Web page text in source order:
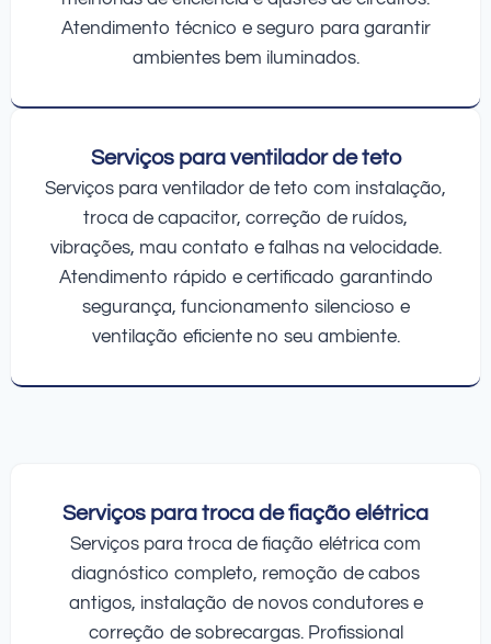
Atendimento técnico e seguro para garantir
ambientes bem iluminados.
Serviços para ventilador de teto
Serviços para ventilador de teto com instalação,
troca de capacitor, correção de ruídos,
vibrações, mau contato e falhas na velocidade.
Atendimento rápido e certificado garantindo
segurança, funcionamento silencioso e
ventilação eficiente no seu ambiente.
Serviços para troca de fiação elétrica
Serviços para troca de fiação elétrica com
diagnóstico completo, remoção de cabos
antigos, instalação de novos condutores e
correção de sobrecargas. Profissional